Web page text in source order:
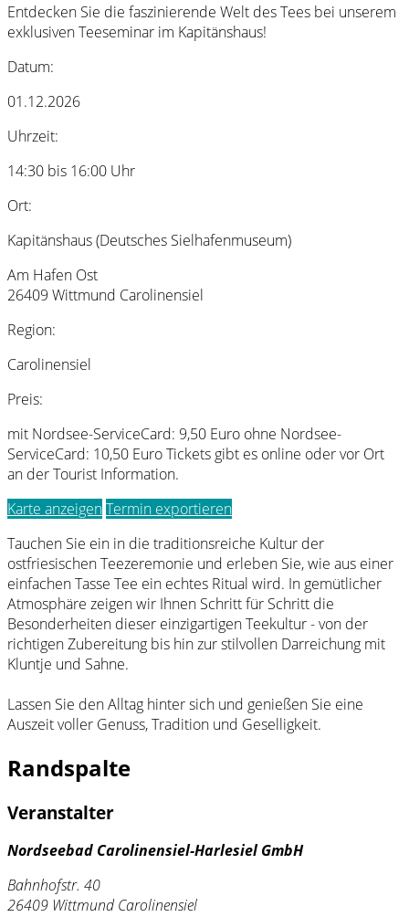
Entdecken Sie die faszinierende Welt des Tees bei unserem
exklusiven Teeseminar im Kapitänshaus!
Datum:
01.12.2026
Uhrzeit:
14:30 bis 16:00 Uhr
Ort:
Kapitänshaus (Deutsches Sielhafenmuseum)
Am Hafen Ost
26409 Wittmund Carolinensiel
Region:
Carolinensiel
Preis:
mit Nordsee-ServiceCard: 9,50 Euro ohne Nordsee-
ServiceCard: 10,50 Euro Tickets gibt es online oder vor Ort
an der Tourist Information.
Karte anzeigenTermin exportieren
Tauchen Sie ein in die traditionsreiche Kultur der
ostfriesischen Teezeremonie und erleben Sie, wie aus einer
einfachen Tasse Tee ein echtes Ritual wird. In gemütlicher
Atmosphäre zeigen wir Ihnen Schritt für Schritt die
Besonderheiten dieser einzigartigen Teekultur - von der
richtigen Zubereitung bis hin zur stilvollen Darreichung mit
Kluntje und Sahne.
Lassen Sie den Alltag hinter sich und genießen Sie eine
Auszeit voller Genuss, Tradition und Geselligkeit.
Randspalte
Veranstalter
Nordseebad Carolinensiel-Harlesiel GmbH
Bahnhofstr. 40
26409 Wittmund Carolinensiel